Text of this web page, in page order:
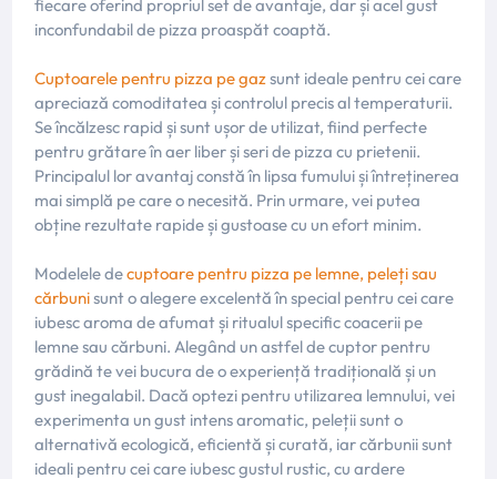
fiecare oferind propriul set de avantaje,dar șiacel gust
inconfundabil de pizza proaspăt coaptă.
Cuptoarele pentru pizza pe gazsunt ideale pentru cei care
apreciază comoditatea și controlul precis al temperaturii.
Se încălzesc rapid și sunt ușor de utilizat, fiind perfecte
pentru grătare în aer liber și seri de pizzacu prietenii.
Principalul lor avantaj constă în lipsa fumului și întreținerea
mai simplă pe care o necesită. Prin urmare, vei putea
obține rezultate rapide și gustoase cu un efort minim.
Modelele decuptoare pentru pizza pe lemne, peleți sau
cărbunisunt o alegere excelentă în special pentru cei care
iubesc aroma de afumat și ritualul specific coacerii pe
lemne sau cărbuni. Alegând un astfel de cuptor pentru
grădină te vei bucura de o experiență tradițională și un
gust inegalabil. Dacă optezi pentru utilizarea lemnului, vei
experimenta un gust intens aromatic, peleții sunt o
alternativă ecologică, eficientă și curată, iar cărbunii sunt
ideali pentru cei care iubesc gustul rustic, cu ardere